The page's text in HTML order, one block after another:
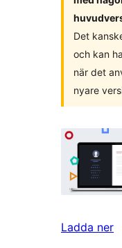
Det
och kan
när det
nyare
Ladda ner